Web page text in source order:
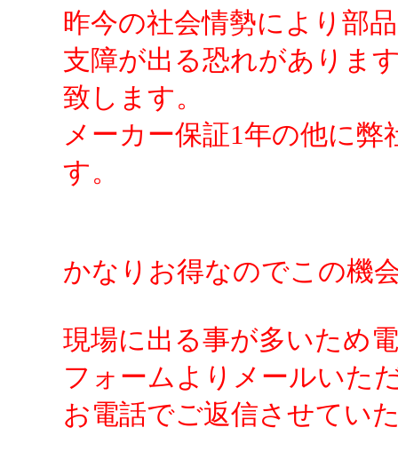
昨今の社会情勢により部
支障が出る恐れがありま
致します。
メーカー保証1年の他に
す。
かなりお得なのでこの機
現場に出る事が多いため
フォームよりメールいた
お電話でご返信させてい